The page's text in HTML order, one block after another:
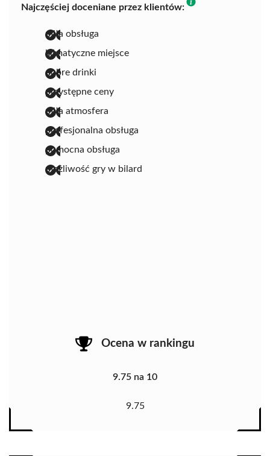
Najczęściej doceniane przez klientów:
miła obsługa
klimatyczne miejsce
dobre drinki
przystępne ceny
miła atmosfera
profesjonalna obsługa
pomocna obsługa
możliwość gry w bilard
Ocena w rankingu
9.75 na 10
9.75